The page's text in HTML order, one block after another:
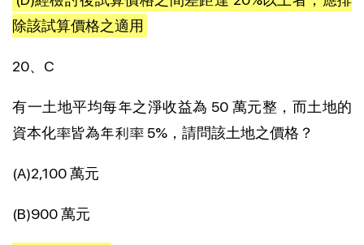
除該試算價格之適用
20、C
有一土地平均每年之淨收益為 50 萬元整，而土地的
資本化率皆為年利率 5%，請問該土地之價格？
(A)2,100 萬元
(B)900 萬元